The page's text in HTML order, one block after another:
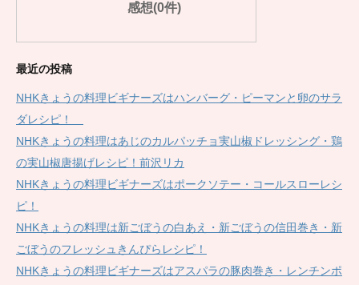
感想(0件)
最近の投稿
NHKきょうの料理ビギナーズはハンバーグ・ピーマンと卵のサラ
ダレシピ！
NHKきょうの料理はあじのカルパッチョ実山椒ドレッシング・鶏
の実山椒唐揚げレシピ！前沢リカ
NHKきょうの料理ビギナーズはポークソテー・コールスローレシ
ピ！
NHKきょうの料理は新ごぼうの白あえ・新ごぼうの信田巻き・新
ごぼうのフレッシュきんぴらレシピ！
NHKきょうの料理ビギナーズはアスパラの豚肉巻き・レンチンポ